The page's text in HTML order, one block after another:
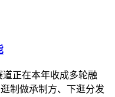
正在本年收成多轮融
制做承制方、下逛分发